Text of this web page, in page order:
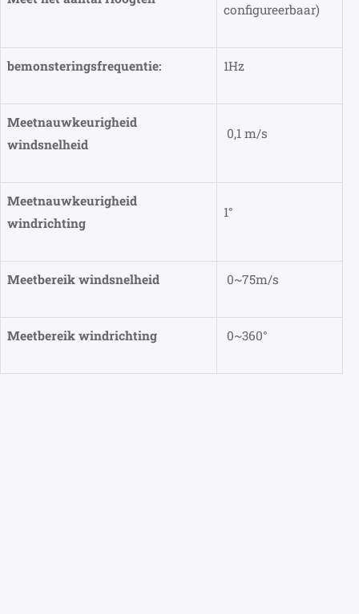
configureerbaar)
bemonsteringsfrequentie: 1Hz
Meetnauwkeurigheid
windsnelheid
0,1 m/s
Meetnauwkeurigheid
windrichting
1°
Meetbereik windsnelheid 0~75m/s
Meetbereik windrichting 0~360°